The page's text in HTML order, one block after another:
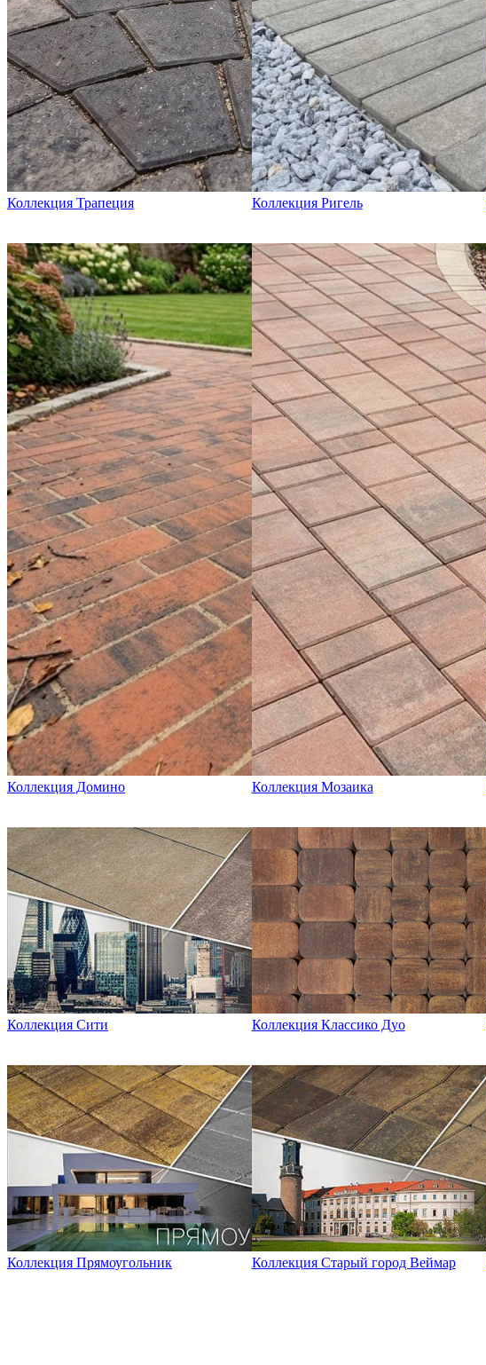
Коллекция Трапеция Коллекция Ригель
Коллекция Домино Коллекция Мозаика
Коллекция Сити Коллекция Классико Дуо
Коллекция Прямоугольник Коллекция Старый город Веймар